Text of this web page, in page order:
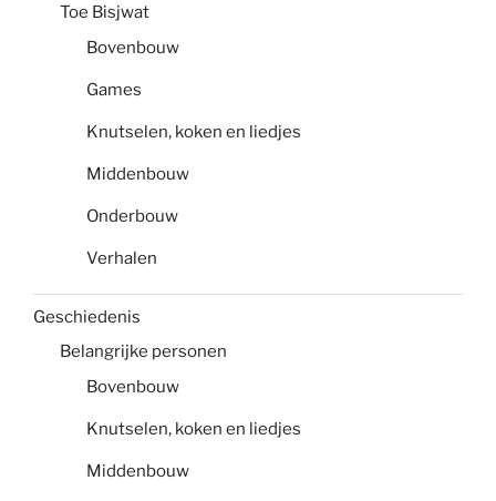
Toe Bisjwat
Bovenbouw
Games
Knutselen, koken en liedjes
Middenbouw
Onderbouw
Verhalen
Geschiedenis
Belangrijke personen
Bovenbouw
Knutselen, koken en liedjes
Middenbouw